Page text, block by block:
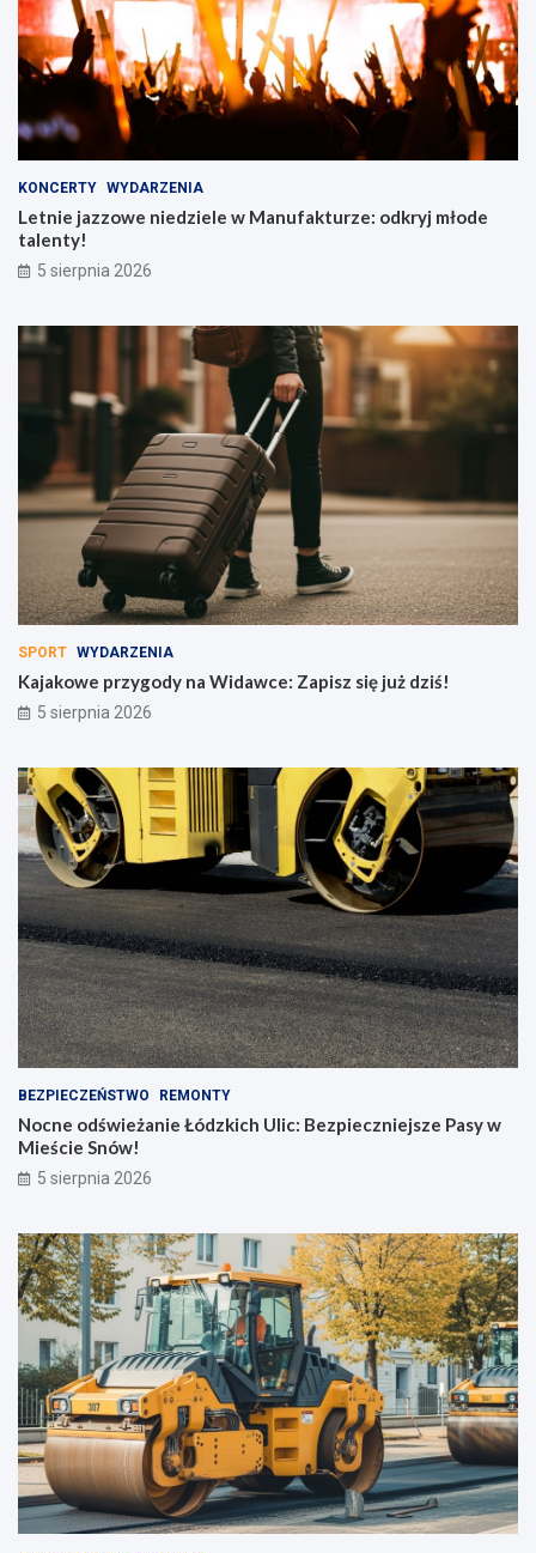
KONCERTY WYDARZENIA
Letnie jazzowe niedziele w Manufakturze: odkryj młode
talenty!
5 sierpnia 2026
SPORT WYDARZENIA
Kajakowe przygody na Widawce: Zapisz się już dziś!
5 sierpnia 2026
BEZPIECZEŃSTWO REMONTY
Nocne odświeżanie Łódzkich Ulic: Bezpieczniejsze Pasy w
Mieście Snów!
5 sierpnia 2026